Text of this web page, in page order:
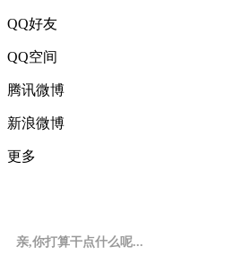
QQ好友
QQ空间
腾讯微博
新浪微博
更多
亲,你打算干点什么呢...